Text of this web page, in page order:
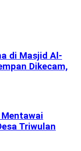
di Masjid Al-
Dikecam,
Triwulan